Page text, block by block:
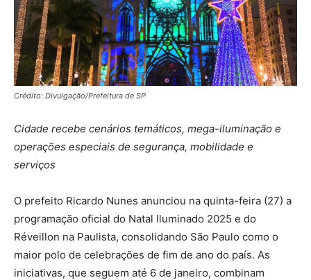
Crédito: Divulgação/Prefeitura de SP
Cidade recebe cenários temáticos, mega-iluminação e
operações especiais de segurança, mobilidade e
serviços
O prefeito Ricardo Nunes anunciou na quinta-feira (27) a
programação oficial do Natal Iluminado 2025 e do
Réveillon na Paulista, consolidando São Paulo como o
maior polo de celebrações de fim de ano do país. As
iniciativas, que seguem até 6 de janeiro, combinam